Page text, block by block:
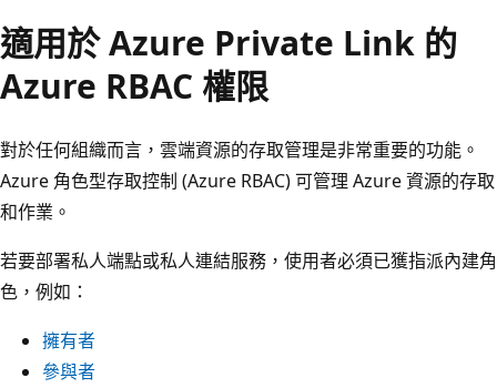
適用於 Azure Private Link 的
Azure RBAC 權限
對於任何組織而言，雲端資源的存取管理是非常重要的功能。
Azure 角色型存取控制 (Azure RBAC) 可管理 Azure 資源的存取
和作業。
若要部署私人端點或私人連結服務，使用者必須已獲指派內建角
色，例如：
擁有者
參與者